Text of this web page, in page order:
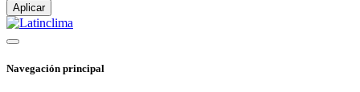
Navegación principal